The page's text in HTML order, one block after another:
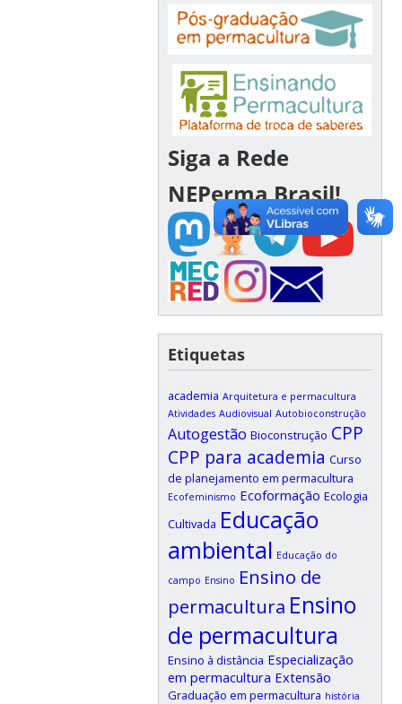
Siga a Rede
NEPerma Brasil!
Etiquetas
academia Arquitetura e permacultura
Atividades Audiovisual Autobioconstrução
Autogestão Bioconstrução CPP
CPP para academia Curso
de planejamento em permacultura
Ecofeminismo Ecoformação Ecologia
Cultivada Educação
ambiental Educação do
campo Ensino Ensino de
permacultura Ensino
de permacultura
Ensino à distância Especialização
em permacultura Extensão
Graduação em permacultura história